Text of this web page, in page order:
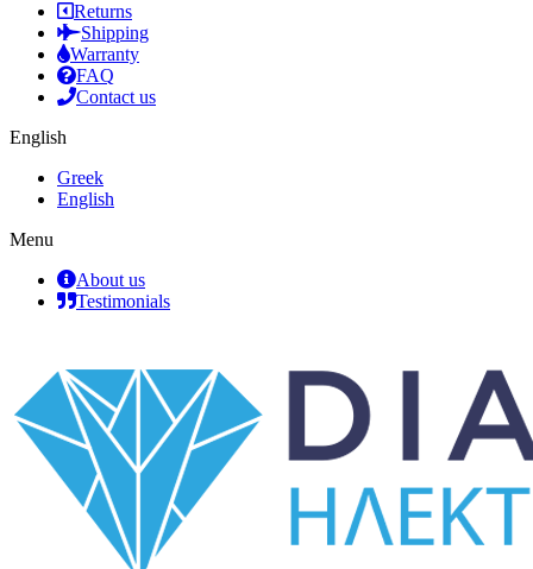
Returns
Shipping
Warranty
FAQ
Contact us
English
Greek
English
Menu
About us
Testimonials